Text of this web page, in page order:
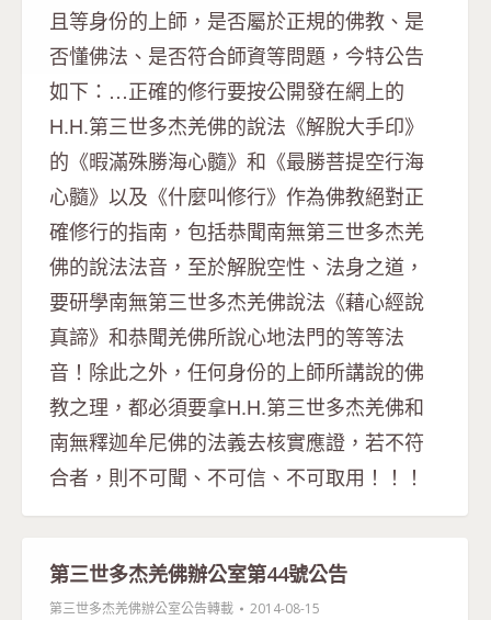
且等身份的上師，是否屬於正規的佛教、是
否懂佛法、是否符合師資等問題，今特公告
如下：…正確的修行要按公開發在網上的
H.H.第三世多杰羌佛的說法《解脫大手印》
的《暇滿殊勝海心髓》和《最勝菩提空行海
心髓》以及《什麼叫修行》作為佛教絕對正
確修行的指南，包括恭聞南無第三世多杰羌
佛的說法法音，至於解脫空性、法身之道，
要研學南無第三世多杰羌佛說法《藉心經說
真諦》和恭聞羌佛所說心地法門的等等法
音！除此之外，任何身份的上師所講說的佛
教之理，都必須要拿H.H.第三世多杰羌佛和
南無釋迦牟尼佛的法義去核實應證，若不符
合者，則不可聞、不可信、不可取用！！！
第三世多杰羌佛辦公室第44號公告
第三世多杰羌佛辦公室公告轉載 2014-08-15